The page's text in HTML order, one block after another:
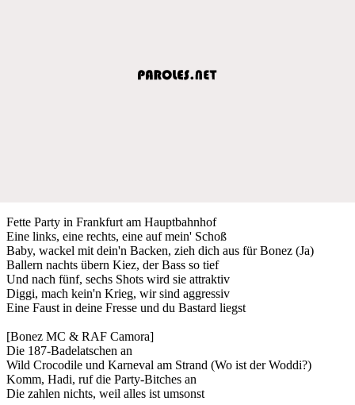
Fette Party in Frankfurt am Hauptbahnhof
Eine links, eine rechts, eine auf mein' Schoß
Baby, wackel mit dein'n Backen, zieh dich aus für Bonez (Ja)
Ballern nachts übern Kiez, der Bass so tief
Und nach fünf, sechs Shots wird sie attraktiv
Diggi, mach kein'n Krieg, wir sind aggressiv
Eine Faust in deine Fresse und du Bastard liegst
[Bonez MC & RAF Camora]
Die 187-Badelatschen an
Wild Crocodile und Karneval am Strand (Wo ist der Woddi?)
Komm, Hadi, ruf die Party-Bitches an
Die zahlen nichts, weil alles ist umsonst